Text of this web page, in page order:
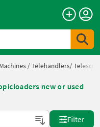
/Telehandlers/
new or used
Filter